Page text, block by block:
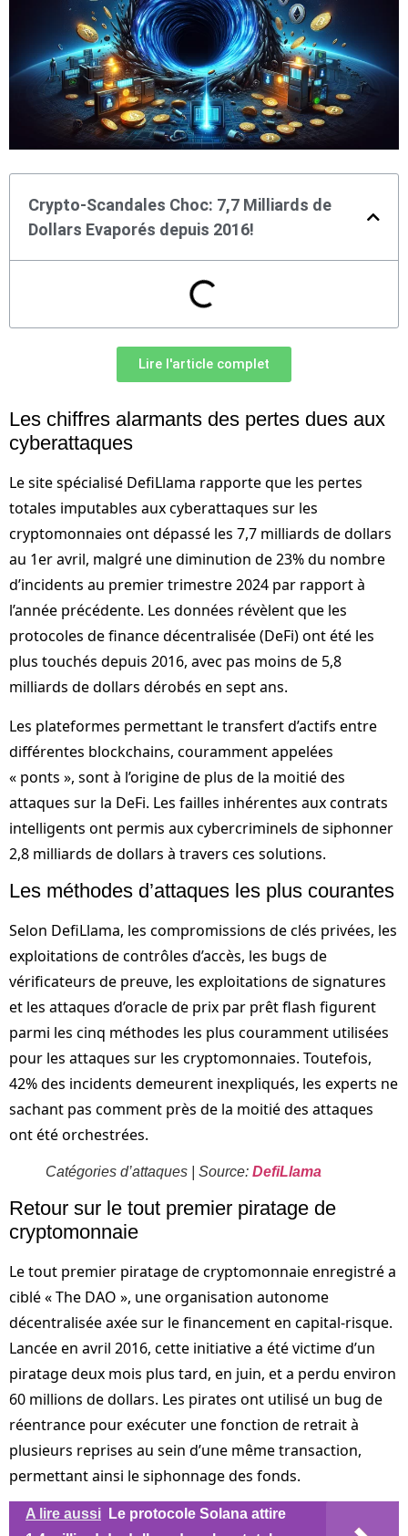
Crypto-Scandales Choc: 7,7 Milliards de
Dollars Evaporés depuis 2016!
Lire l'article complet
Les chiffres alarmants des pertes dues aux
cyberattaques
Le site spécialisé DefiLlama rapporte que les pertes
totales imputables aux cyberattaques sur les
cryptomonnaies ont dépassé les 7,7 milliards de dollars
au 1er avril, malgré une diminution de 23% du nombre
d’incidents au premier trimestre 2024 par rapport à
l’année précédente. Les données révèlent que les
protocoles de finance décentralisée (DeFi) ont été les
plus touchés depuis 2016, avec pas moins de 5,8
milliards de dollars dérobés en sept ans.
Les plateformes permettant le transfert d’actifs entre
différentes blockchains, couramment appelées
« ponts », sont à l’origine de plus de la moitié des
attaques sur la DeFi. Les failles inhérentes aux contrats
intelligents ont permis aux cybercriminels de siphonner
2,8 milliards de dollars à travers ces solutions.
Les méthodes d’attaques les plus courantes
Selon DefiLlama, les compromissions de clés privées, les
exploitations de contrôles d’accès, les bugs de
vérificateurs de preuve, les exploitations de signatures
et les attaques d’oracle de prix par prêt flash figurent
parmi les cinq méthodes les plus couramment utilisées
pour les attaques sur les cryptomonnaies. Toutefois,
42% des incidents demeurent inexpliqués, les experts ne
sachant pas comment près de la moitié des attaques
ont été orchestrées.
Catégories d’attaques | Source: DefiLlama
Retour sur le tout premier piratage de
cryptomonnaie
Le tout premier piratage de cryptomonnaie enregistré a
ciblé « The DAO », une organisation autonome
décentralisée axée sur le financement en capital-risque.
Lancée en avril 2016, cette initiative a été victime d’un
piratage deux mois plus tard, en juin, et a perdu environ
60 millions de dollars. Les pirates ont utilisé un bug de
réentrance pour exécuter une fonction de retrait à
plusieurs reprises au sein d’une même transaction,
permettant ainsi le siphonnage des fonds.
A lire aussi
Le protocole Solana attire